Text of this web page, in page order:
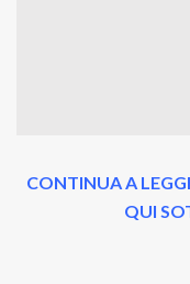
CONTINUA A
QUI